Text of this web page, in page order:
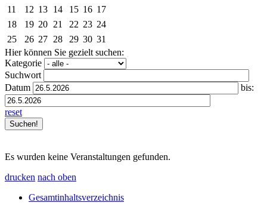
11
12 13 14 15 16 17
18
19 20 21 22 23 24
25
26 27 28 29 30 31
Hier können Sie gezielt suchen:
Kategorie
Suchwort
Datum
bis:
reset
Es wurden keine Veranstaltungen gefunden.
drucken nach oben
Gesamtinhaltsverzeichnis